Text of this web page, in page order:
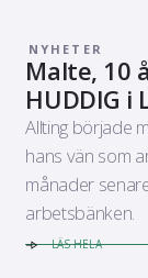
NYHETER
Malte, 10
HUDDIG i
Allting började
hans vän som
månader
arbetsbänken.
LÄS HELA